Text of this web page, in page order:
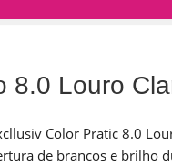
8.0 Louro
Color Pratic 8.0
de brancos e brilho